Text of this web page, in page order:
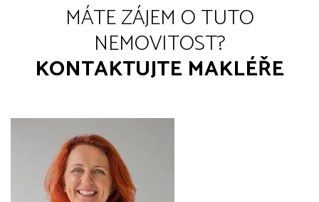
MÁTE ZÁJEM O TUTO
NEMOVITOST?
KONTAKTUJTE MAKLÉŘE